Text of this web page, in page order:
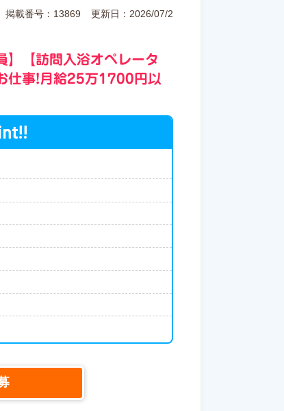
掲載番号：13869 更新日：2026/07/2
】【訪問入浴オペレータ
仕事!月給25万1700円以